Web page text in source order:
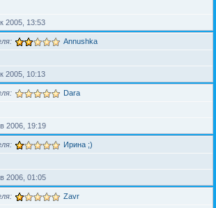
2005, 13:53
Annushka
2005, 10:13
Dara
2006, 19:19
Ирина ;)
2006, 01:05
Zavr